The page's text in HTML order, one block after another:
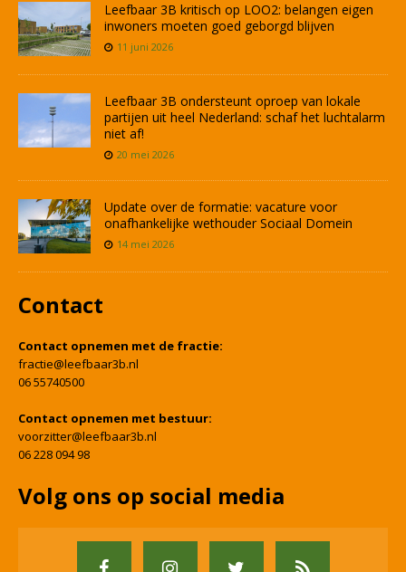
Leefbaar 3B kritisch op LOO2: belangen eigen
inwoners moeten goed geborgd blijven
11 juni 2026
Leefbaar 3B ondersteunt oproep van lokale
partijen uit heel Nederland: schaf het luchtalarm
niet af!
20 mei 2026
Update over de formatie: vacature voor
onafhankelijke wethouder Sociaal Domein
14 mei 2026
Contact
Contact opnemen met de fractie:
fractie@leefbaar3b.nl
06 55740500
Contact opnemen met bestuur:
voorzitter@leefbaar3b.nl
06 228 094 98
Volg ons op social media